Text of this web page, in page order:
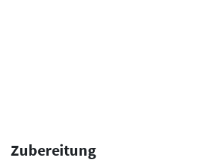
Zubereitung